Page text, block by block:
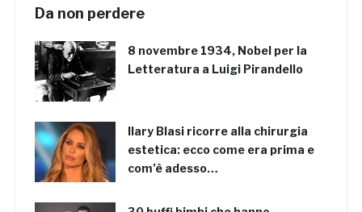
Da non perdere
8 novembre 1934, Nobel per la
Letteratura a Luigi Pirandello
Ilary Blasi ricorre alla chirurgia
estetica: ecco come era prima e
com’è adesso…